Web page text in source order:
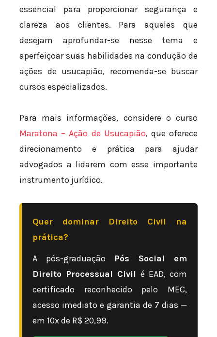
essencial para proporcionar segurança e
clareza aos clientes. Para aqueles que
desejam aprofundar-se nesse tema e
aperfeiçoar suas habilidades na condução de
ações de usucapião, recomenda-se buscar
cursos especializados.
Para mais informações, considere o curso
Maratona – Ação de Usucapião, que oferece
direcionamento e prática para ajudar
advogados a lidarem com esse importante
instrumento jurídico.
Quer dominar Direito Civil na
prática?
A pós-graduação Pós Social em
Direito Processual Civil é EAD, com
certificado reconhecido pelo MEC,
acesso imediato e garantia de 7 dias —
em 10x de R$ 20,99.